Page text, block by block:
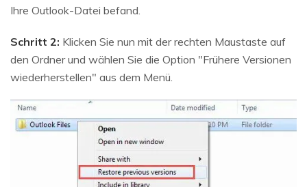
Ihre Outlook-Datei befand.
Schritt 2: Klicken Sie nun mit der rechten Maustaste auf
den Ordner und wählen Sie die Option "Frühere Versionen
wiederherstellen" aus dem Menü.